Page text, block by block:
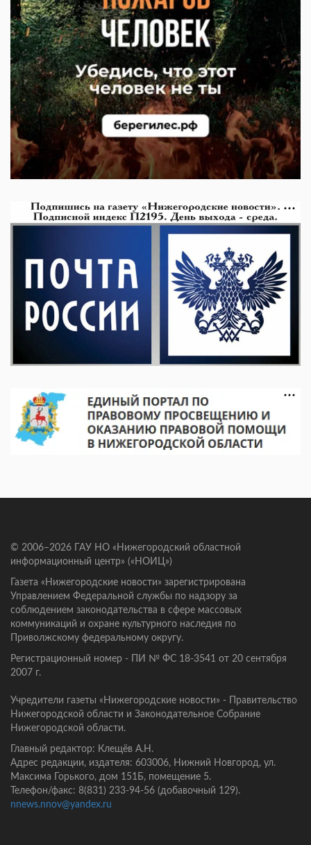
© 2006–2026 ГАУ НО «Нижегородский областной
информационный центр» («НОИЦ»)
Газета «Нижегородские новости» зарегистрирована
Управлением Федеральной службы по надзору за
соблюдением законодательства в сфере массовых
коммуникаций и охране культурного наследия по
Приволжскому федеральному округу.
Регистрационный номер - ПИ № ФС 18-3541 от 20 сентября
2007 г.
Учредители газеты «Нижегородские новости» - Правительство
Нижегородской области и Законодательное Собрание
Нижегородской области.
Главный редактор: Клещёв А.Н.
Адрес редакции, издателя: 603006, Нижний Новгород, ул.
Максима Горького, дом 151Б, помещение 5.
Телефон/факс: 8(831) 233-94-56 (добавочный 129).
nnews.nnov@yandex.ru